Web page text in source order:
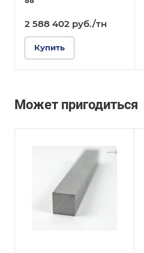
2 588 402 руб./тн
Купить
Может пригодиться